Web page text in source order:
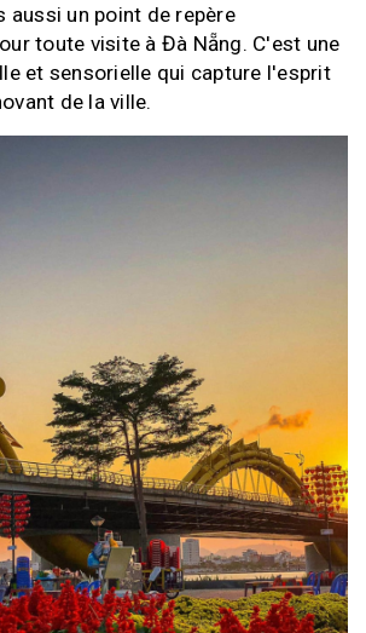
aussi un point de repère
toute visite à Đà Nẵng. C'est une
et sensorielle qui capture l'esprit
de la ville.